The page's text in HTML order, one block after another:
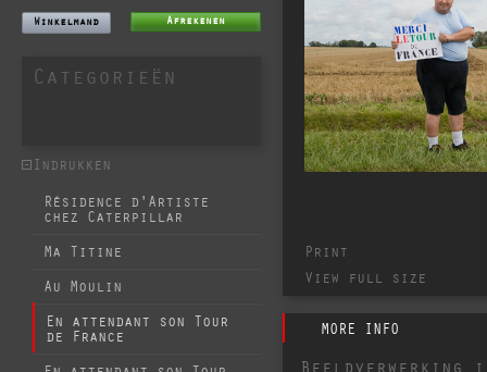
Winkelmand Afrekenen
Categorieën
Indrukken
Résidence d'Artiste
chez Caterpillar
Ma Titine
Au Moulin
En attendant son Tour
de France
Print
View full size
MORE INFO
Beeldverwerking